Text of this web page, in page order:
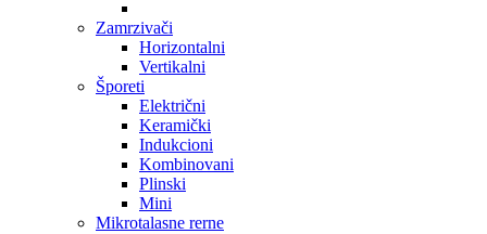
Zamrzivači
Horizontalni
Vertikalni
Šporeti
Električni
Keramički
Indukcioni
Kombinovani
Plinski
Mini
Mikrotalasne rerne